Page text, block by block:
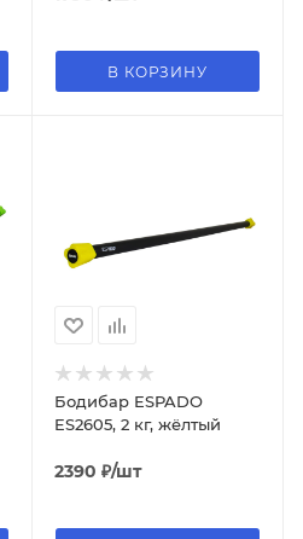
В КОРЗИНУ
Бодибар ESPADO
ES2605, 2 кг, жёлтый
2390 ₽/шт